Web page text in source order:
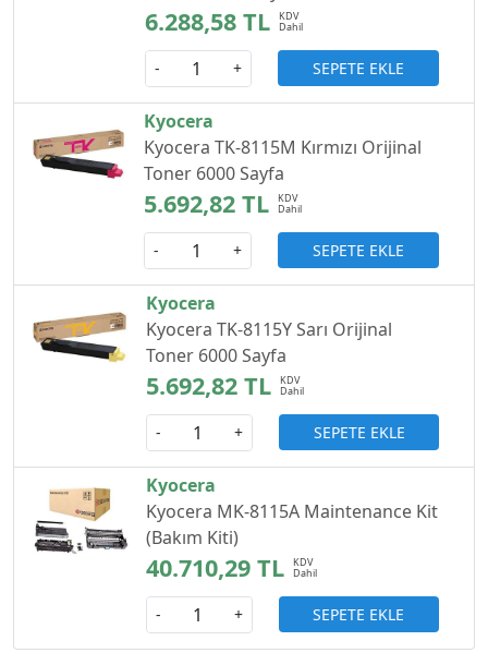
6.288,58 TL
- + SEPETE EKLE
Kyocera
Kyocera TK-8115M Kırmızı Orijinal
Toner 6000 Sayfa
5.692,82 TL
- + SEPETE EKLE
Kyocera
Kyocera TK-8115Y Sarı Orijinal
Toner 6000 Sayfa
5.692,82 TL
- + SEPETE EKLE
Kyocera
Kyocera MK-8115A Maintenance Kit
(Bakım Kiti)
40.710,29 TL
- + SEPETE EKLE